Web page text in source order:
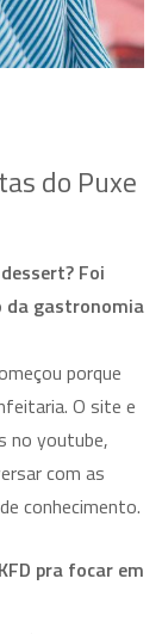
do Puxe
Foi
da gastronomia
porque
O site e
no youtube,
com as
conhecimento.
pra focar em